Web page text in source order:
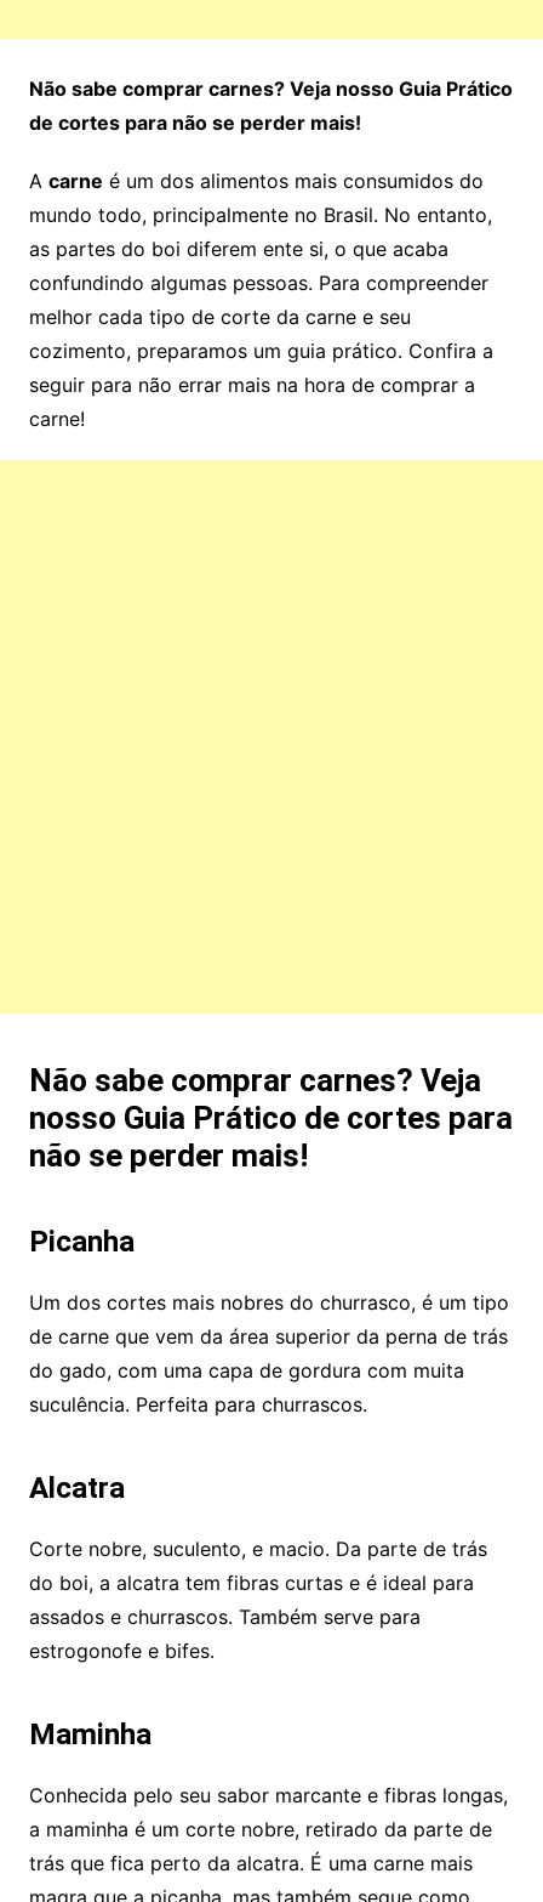
Não sabe comprar carnes? Veja nosso Guia Prático
de cortes para não se perder mais!
A carne é um dos alimentos mais consumidos do
mundo todo, principalmente no Brasil. No entanto,
as partes do boi diferem ente si, o que acaba
confundindo algumas pessoas. Para compreender
melhor cada tipo de corte da carne e seu
cozimento, preparamos um guia prático. Confira a
seguir para não errar mais na hora de comprar a
carne!
Não sabe comprar carnes? Veja
nosso Guia Prático de cortes para
não se perder mais!
Picanha
Um dos cortes mais nobres do churrasco, é um tipo
de carne que vem da área superior da perna de trás
do gado, com uma capa de gordura com muita
suculência. Perfeita para churrascos.
Alcatra
Corte nobre, suculento, e macio. Da parte de trás
do boi, a alcatra tem fibras curtas e é ideal para
assados e churrascos. Também serve para
estrogonofe e bifes.
Maminha
Conhecida pelo seu sabor marcante e fibras longas,
a maminha é um corte nobre, retirado da parte de
trás que fica perto da alcatra. É uma carne mais